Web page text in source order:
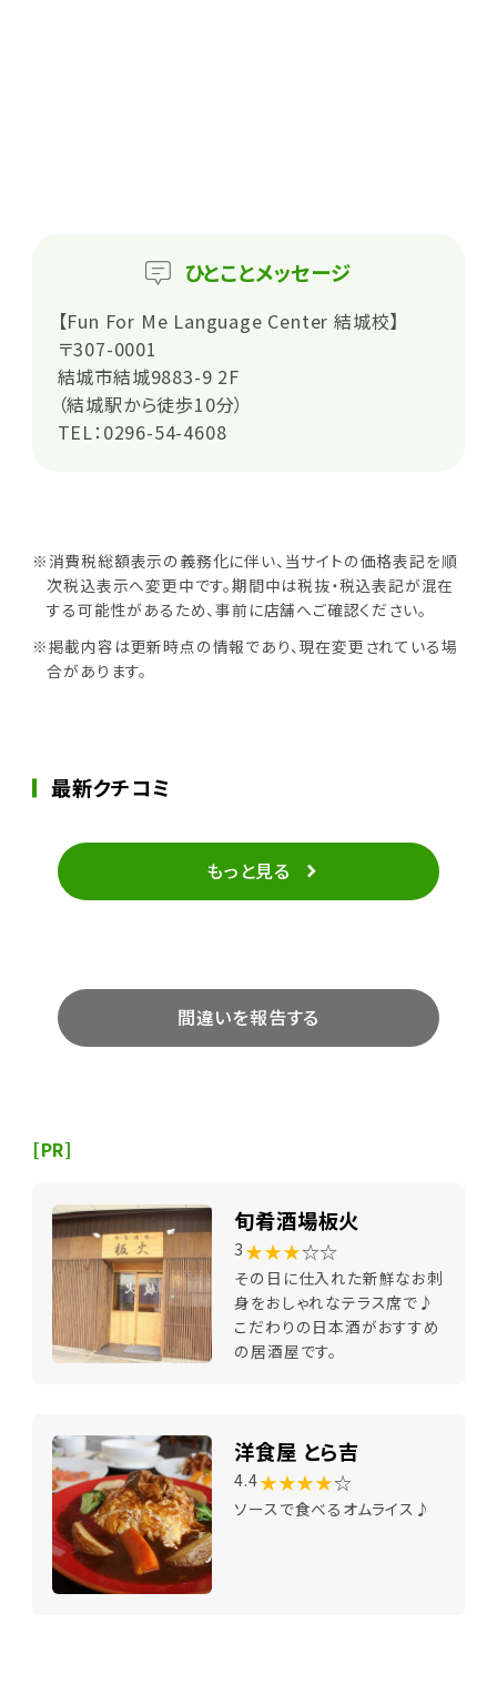
ひとことメッセージ
【Fun For Me Language Center 結城校】
〒307-0001
結城市結城9883-9 2F
（結城駅から徒歩10分）
TEL：0296-54-4608
※消費税総額表示の義務化に伴い、当サイトの価格表記を順
次税込表示へ変更中です。期間中は税抜・税込表記が混在
する可能性があるため、事前に店舗へご確認ください。
※掲載内容は更新時点の情報であり、現在変更されている場
合があります。
最新クチコミ
もっと見る
間違いを報告する
[PR]
旬肴酒場板火
3 ★★★☆☆
その日に仕入れた新鮮なお刺
身をおしゃれなテラス席で♪
こだわりの日本酒がおすすめ
の居酒屋です。
洋食屋 とら吉
4.4★★★★☆
ソースで食べるオムライス♪